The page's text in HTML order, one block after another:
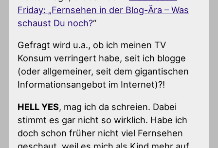
Friday: „Fernsehen in der Blog-Ära – Was
schaust Du noch?“
Gefragt wird u.a., ob ich meinen TV
Konsum verringert habe, seit ich blogge
(oder allgemeiner, seit dem gigantischen
Informationsangebot im Internet)?!
HELL YES, mag ich da schreien. Dabei
stimmt es gar nicht so wirklich. Habe ich
doch schon früher nicht viel Fernsehen